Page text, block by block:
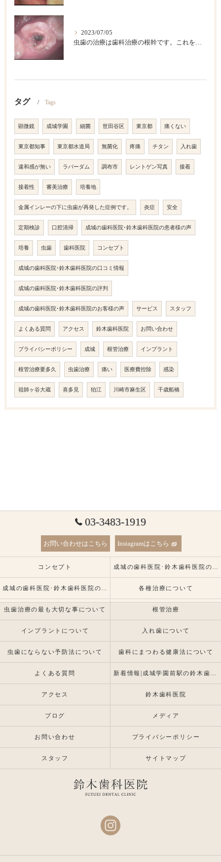
2023/07/05
虫歯の治療は歯科治療の根幹です。これを精密にして歯の寿命を長くしましょう。
タグ Tags
顕微鏡 成城学園 細菌 世田谷区 東京都 痛くない
東京都知事 東京都水道局 無菌化 疼痛 チタン 入れ歯
違和感が無い ラバーダム 調布市 レントゲン写真 接着
接着性 審美治療 培養地
金属インレーの下に虫歯が再発した症例です。 炎症 安全
定期検診 口腔清掃 成城の歯科医院･鈴木歯科医院の患者様の声
培養 虫歯 歯科医院 コンセプト
成城の歯科医院･鈴木歯科医院の口コミ情報
成城の歯科医院･鈴木歯科医院の評判
成城の歯科医院･鈴木歯科医院のお客様の声 サービス スタッフ
よくある質問 アクセス 鈴木歯科医院 お問い合わせ
プライバシーポリシー 成城 根管治療 インプラント
根管治療要多久 虫歯治療 痛い 医療費控除 感染
祖師ヶ谷大蔵 喜多見 狛江 川崎市麻生区 千歳船橋
03-3483-1919
お問い合わせはこちら Instagramはこちら
コンセプト 成城の歯科医院･鈴木歯科医院の口コミ情報
成城の歯科医院･鈴木歯科医院の患者様の声 各種治療について
虫歯治療の最も大切な事について 根管治療
インプラントについて 入れ歯について
虫歯にならない予防法について 歯科にまつわる健康法について
よくある質問 新着情報|成城学園前駅の鈴木歯科医院 |インプラント・入れ歯専門
アクセス 鈴木歯科医院
ブログ メディア
お問い合わせ プライバシーポリシー
スタッフ サイトマップ